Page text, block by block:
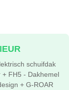
schuifdak
FH5 - Dakhemel
+ G-ROAR